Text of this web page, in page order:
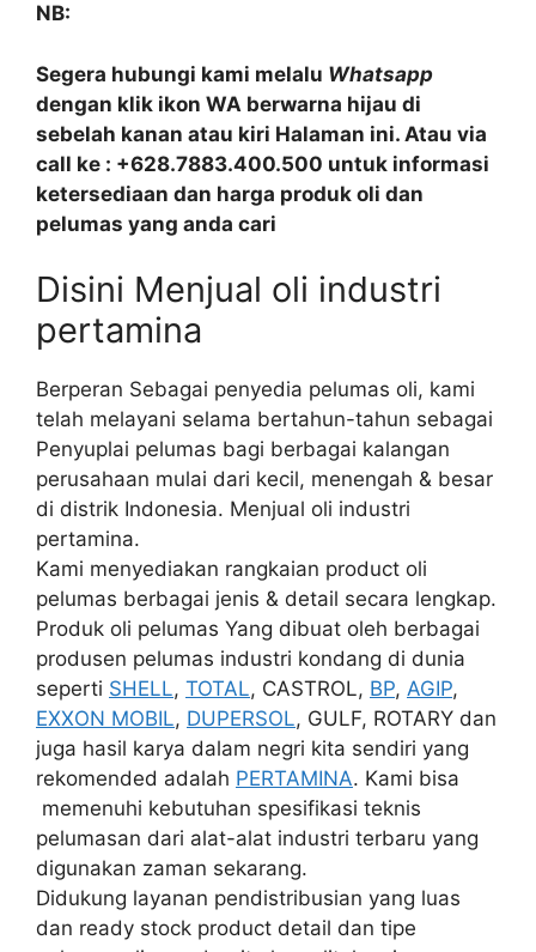
NB:
Segera hubungi kami melalu Whatsapp
dengan klik ikon WA berwarna hijau di
sebelah kanan atau kiri Halaman ini. Atau via
call ke : +628.7883.400.500 untuk informasi
ketersediaan dan harga produk oli dan
pelumas yang anda cari
Disini Menjual oli industri
pertamina
Berperan Sebagai penyedia pelumas oli, kami
telah melayani selama bertahun-tahun sebagai
Penyuplai pelumas bagi berbagai kalangan
perusahaan mulai dari kecil, menengah & besar
di distrik Indonesia. Menjual oli industri
pertamina.
Kami menyediakan rangkaian product oli
pelumas berbagai jenis & detail secara lengkap.
Produk oli pelumas Yang dibuat oleh berbagai
produsen pelumas industri kondang di dunia
seperti SHELL, TOTAL, CASTROL, BP, AGIP,
EXXON MOBIL, DUPERSOL, GULF, ROTARY dan
juga hasil karya dalam negri kita sendiri yang
rekomended adalah PERTAMINA. Kami bisa
memenuhi kebutuhan spesifikasi teknis
pelumasan dari alat-alat industri terbaru yang
digunakan zaman sekarang.
Didukung layanan pendistribusian yang luas
dan ready stock product detail dan tipe